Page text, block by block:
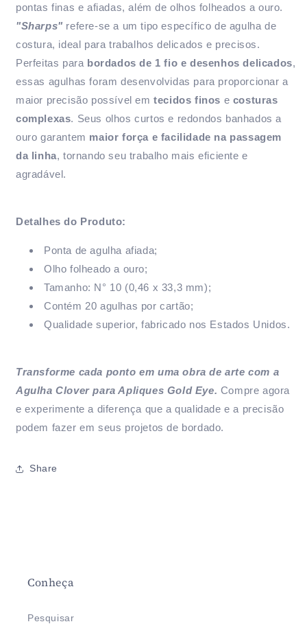
pontas finas e afiadas, além de olhos folheados a ouro.
"Sharps" refere-se a um tipo específico de agulha de
costura, ideal para trabalhos delicados e precisos.
Perfeitas para bordados de 1 fio e desenhos delicados,
essas agulhas foram desenvolvidas para proporcionar a
maior precisão possível em tecidos finos e costuras
complexas. Seus olhos curtos e redondos banhados a
ouro garantem maior força e facilidade na passagem
da linha, tornando seu trabalho mais eficiente e
agradável.
Detalhes do Produto:
Ponta de agulha afiada;
Olho folheado a ouro;
Tamanho: N° 10 (0,46 x 33,3 mm);
Contém 20 agulhas por cartão;
Qualidade superior, fabricado nos Estados Unidos.
Transforme cada ponto em uma obra de arte com a
Agulha Clover para Apliques Gold Eye. Compre agora
e experimente a diferença que a qualidade e a precisão
podem fazer em seus projetos de bordado.
Share
Conheça
Pesquisar